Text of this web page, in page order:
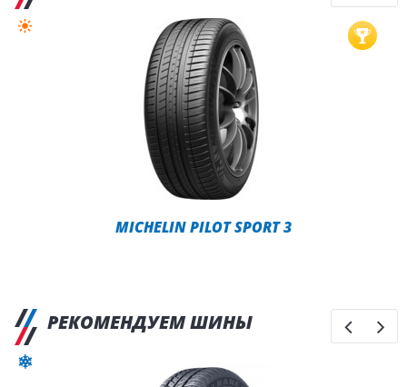
MICHELIN PILOT SPORT 3
РЕКОМЕНДУЕМ ШИНЫ